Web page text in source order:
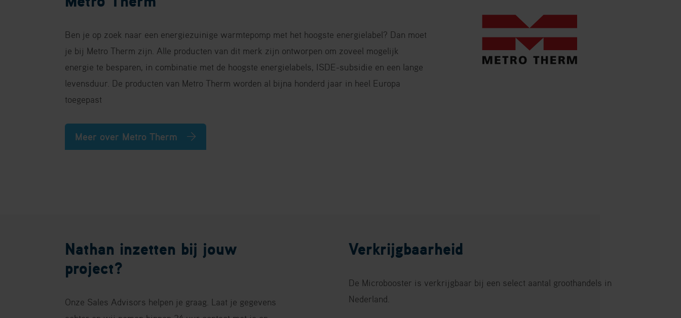
Ben je op zoek naar een energiezuinige warmtepomp met het hoogste energielabel? Dan moet
je bij Metro Therm zijn. Alle producten van dit merk zijn ontworpen om zoveel mogelijk
energie te besparen, in combinatie met de hoogste energielabels, ISDE-subsidie en een lange
levensduur. De producten van Metro Therm worden al bijna honderd jaar in heel Europa
toegepast
Meer over Metro Therm
Nathan inzetten bij jouw
project?
Onze Sales Advisors helpen je graag. Laat je gegevens
Verkrijgbaarheid
De Microbooster is verkrijgbaar bij een select aantal groothandels in
Nederland.